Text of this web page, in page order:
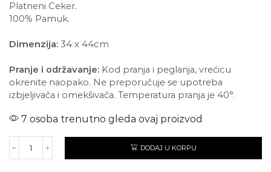
Platneni Ceker.
100% Pamuk.
Dimenzija: 34 x 44cm
Pranje i održavanje: Kod pranja i peglanja, vrećicu
okrenite naopako. Ne preporučuje se upotreba
izbjeljivača i omekšivača. Temperatura pranja je 40°.
7 osoba trenutno gleda ovaj proizvod
MOTORHEAD
DODAJ U KORPU